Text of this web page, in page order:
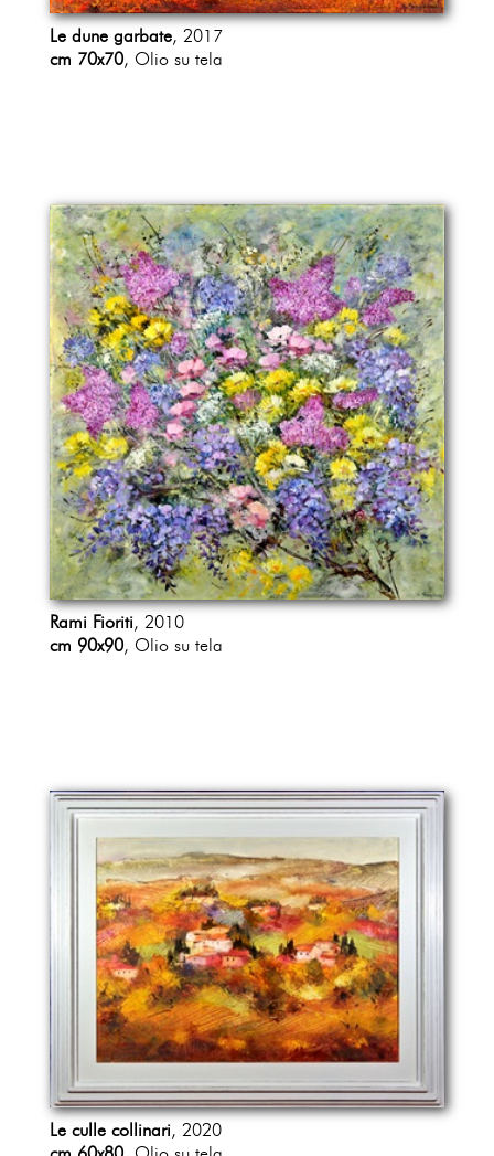
Le dune garbate, 2017
cm 70x70, Olio su tela
Rami Fioriti, 2010
cm 90x90, Olio su tela
Le culle collinari, 2020